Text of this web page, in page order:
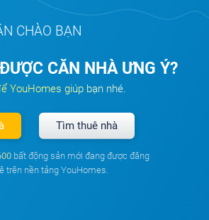
CHÀO BẠN
CĂN NHÀ ƯNG Ý?
YouHomes giúp bạn nhé.
Tìm thuê nhà
bất động sản mới đang được đăng
trên nền tảng YouHomes.